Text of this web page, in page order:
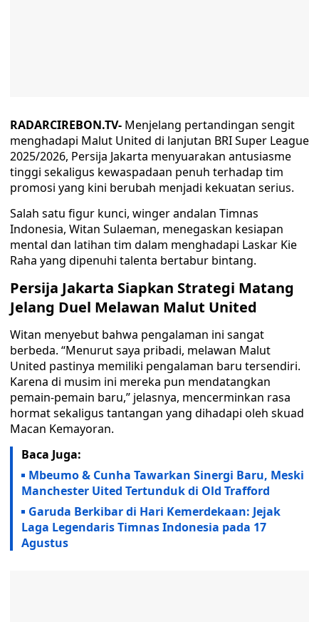
RADARCIREBON.TV- Menjelang pertandingan sengit
menghadapi Malut United di lanjutan BRI Super League
2025/2026, Persija Jakarta menyuarakan antusiasme
tinggi sekaligus kewaspadaan penuh terhadap tim
promosi yang kini berubah menjadi kekuatan serius.
Salah satu figur kunci, winger andalan Timnas
Indonesia, Witan Sulaeman, menegaskan kesiapan
mental dan latihan tim dalam menghadapi Laskar Kie
Raha yang dipenuhi talenta bertabur bintang.
Persija Jakarta Siapkan Strategi Matang
Jelang Duel Melawan Malut United
Witan menyebut bahwa pengalaman ini sangat
berbeda. “Menurut saya pribadi, melawan Malut
United pastinya memiliki pengalaman baru tersendiri.
Karena di musim ini mereka pun mendatangkan
pemain-pemain baru,” jelasnya, mencerminkan rasa
hormat sekaligus tantangan yang dihadapi oleh skuad
Macan Kemayoran.
Baca Juga:
Mbeumo & Cunha Tawarkan Sinergi Baru, Meski
Manchester Uited Tertunduk di Old Trafford
Garuda Berkibar di Hari Kemerdekaan: Jejak
Laga Legendaris Timnas Indonesia pada 17
Agustus